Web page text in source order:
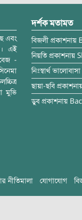
এবং
এই
-
মুভি
দর্শক মতামত
বিজলী প্রকাশনায়
নিয়তি প্রকাশনায়
নিঃস্বার্থ ভালোবাসা
ছায়া-ছবি
ডুব প্রকাশনায়
নীতিমালা যোগাযোগ